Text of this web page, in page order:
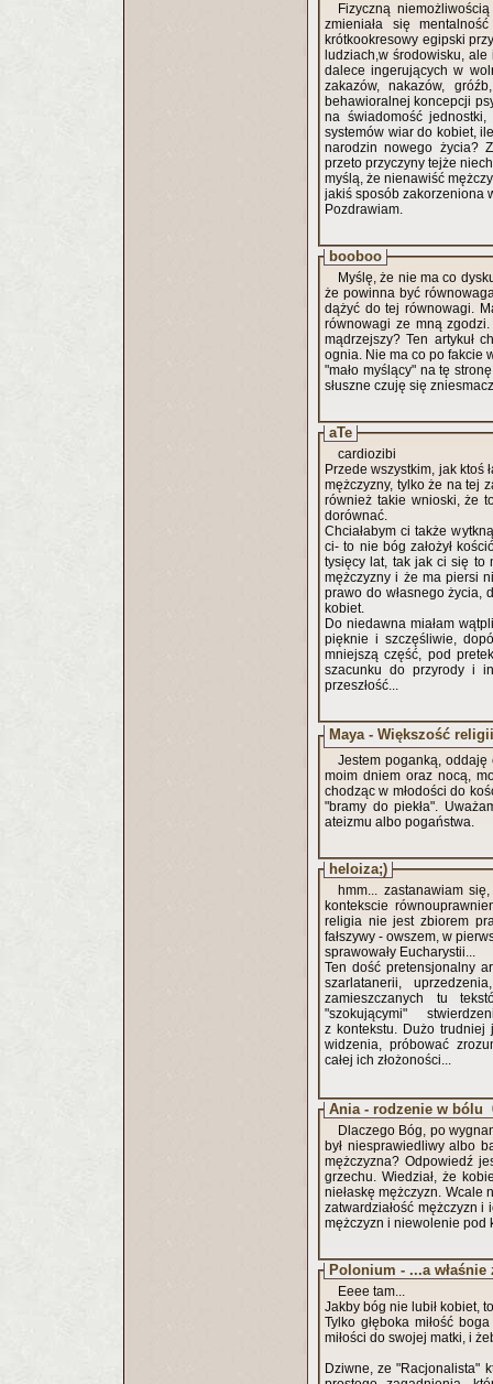
Fizyczną
zmieniała się
krótkookresowy egipski
ludziach,w środowisku,
dalece ingerujących w
zakazów, nakazów,
behawioralnej koncepcji
na świadomość
systemów wiar do kobiet,
narodzin nowego życia?
przeto przyczyny tejże
myślą, że nienawiść
jakiś sposób zakorzeniona
Pozdrawiam.
booboo
Myślę, że nie ma co
że powinna być
dążyć do tej równowagi.
równowagi ze mną
mądrzejszy? Ten artykuł
ognia. Nie ma co po fakcie
"mało myślący" na tę
słuszne czuję się
aTe
cardiozibi
Przede wszystkim, jak ktoś
mężczyzny, tylko że na tej
również takie wnioski, że
dorównać.
Chciałabym ci także
ci- to nie bóg założył
tysięcy lat, tak jak ci się to
mężczyzny i że ma piersi
prawo do własnego życia,
kobiet.
Do niedawna miałam
pięknie i szczęśliwie,
mniejszą część, pod
szacunku do przyrody i
przeszłość...
Maya - Większość
Jestem poganką, oddaję
moim dniem oraz nocą,
chodząc w młodości do
"bramy do piekła".
ateizmu albo pogaństwa.
heloiza;)
hmm... zastanawiam
kontekscie
religia nie jest zbiorem
fałszywy - owszem, w
sprawowały Eucharystii...
Ten dość pretensjonalny
szarlatanerii,
zamieszczanych tu
"szokującymi"
z kontekstu. Dużo trudniej
widzenia, próbować
całej ich złożoności...
Ania - rodzenie w bólu
Dlaczego Bóg, po
był niesprawiedliwy albo
mężczyzna? Odpowiedź
grzechu. Wiedział, że
niełaskę mężczyzn. Wcale
zatwardziałość mężczyzn i
mężczyzn i niewolenie pod
Polonium - ...a właśnie
Eeee tam...
Jakby bóg nie lubił kobiet,
Tylko głęboka miłość
miłości do swojej matki, i
Dziwne, ze "Racjonalista"